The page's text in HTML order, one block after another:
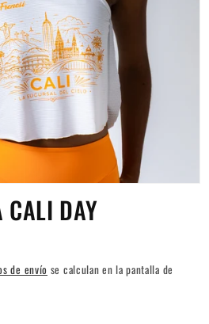
CALI DAY
de envío se calculan en la pantalla de